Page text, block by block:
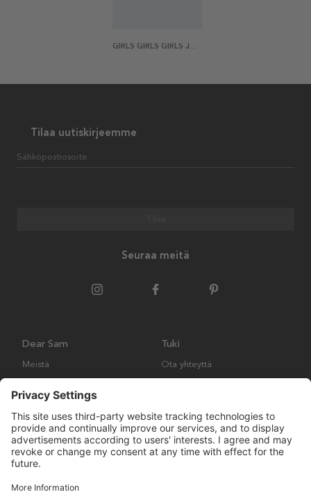
GIRLS GIRLS GIRLS JULISTE
Tilaa uutiskirjeemme
Sähköpostiosoite
Seuraa meitä
Dear Sam
Meistä
Tuki
Ota yhteyttä
Palautukset ja vaatimukset